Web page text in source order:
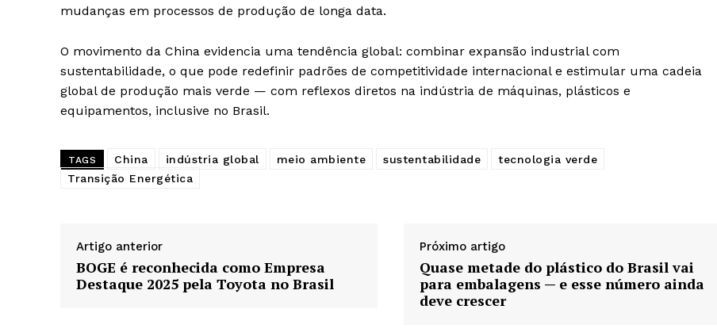
mudanças em processos de produção de longa data.
O movimento da China evidencia uma tendência global: combinar expansão industrial com
sustentabilidade, o que pode redefinir padrões de competitividade internacional e estimular uma cadeia
global de produção mais verde — com reflexos diretos na indústria de máquinas, plásticos e
equipamentos, inclusive no Brasil.
TAGS China indústria global meio ambiente sustentabilidade
tecnologia verde
Transição Energética
Artigo anterior
BOGE é reconhecida como Empresa
Destaque 2025 pela Toyota no Brasil
Próximo artigo
Quase metade do plástico do Brasil vai
para embalagens — e esse número ainda
deve crescer